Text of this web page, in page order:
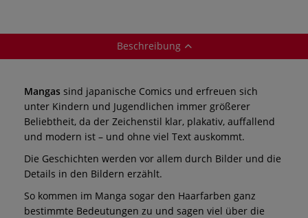
Beschreibung
Mangas sind japanische Comics und erfreuen sich
unter Kindern und Jugendlichen immer größerer
Beliebtheit, da der Zeichenstil klar, plakativ, auffallend
und modern ist – und ohne viel Text auskommt.
Die Geschichten werden vor allem durch Bilder und die
Details in den Bildern erzählt.
So kommen im Manga sogar den Haarfarben ganz
bestimmte Bedeutungen zu und sagen viel über die